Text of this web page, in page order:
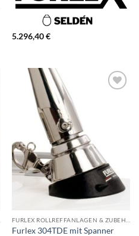
5.296,40€
Furlex 304TDE mit Spanner